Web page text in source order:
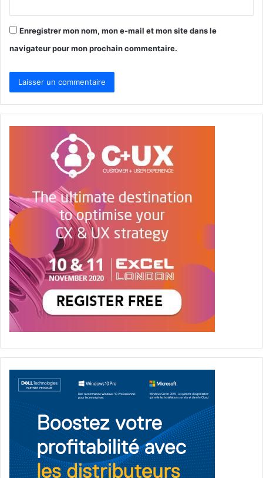
Enregistrer mon nom, mon e-mail et mon site dans le
navigateur pour mon prochain commentaire.